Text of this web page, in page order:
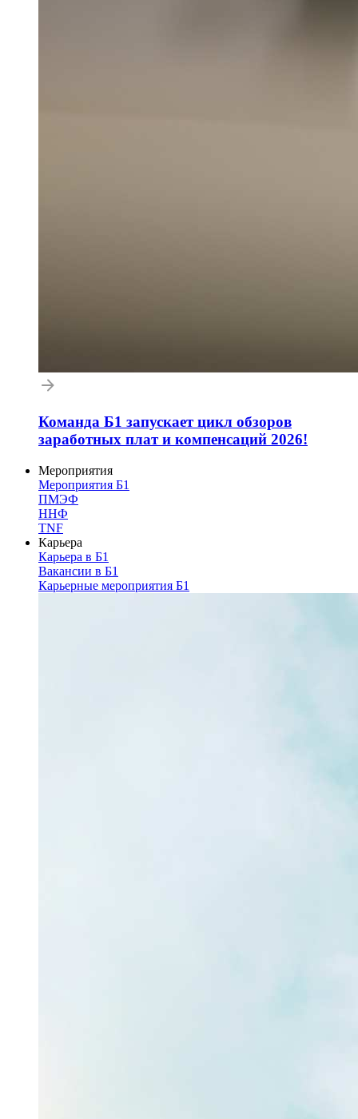
Команда Б1 запускает цикл обзоров
заработных плат и компенсаций 2026!
Мероприятия
Мероприятия Б1
ПМЭФ
ННФ
TNF
Карьера
Карьера в Б1
Вакансии в Б1
Карьерные мероприятия Б1